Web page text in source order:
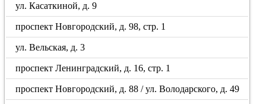
ул. Касаткиной, д. 9
проспект Новгородский, д. 98, стр. 1
ул. Вельская, д. 3
проспект Ленинградский, д. 16, стр. 1
проспект Новгородский, д. 88 / ул. Володарского, д. 49